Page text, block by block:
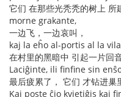
它们 在那些光秃秃的树上 所
morne grakante,
一边飞，一边哀叫，
kaj la eĥo al-portis al la
在村里的黑暗中 引起一片回音
Laciĝinte, ili finfine sin
最后疲累了， 它们 才钻进巢
Kaj poste ĉio kvietiĝis kaj